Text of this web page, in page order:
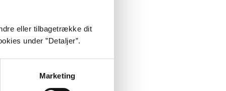
eller tilbagetrække dit
under ”Detaljer”.
Marketing